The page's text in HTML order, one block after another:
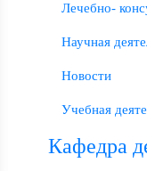
Лечебно-
Научная
Новости
Учебная
Кафедра